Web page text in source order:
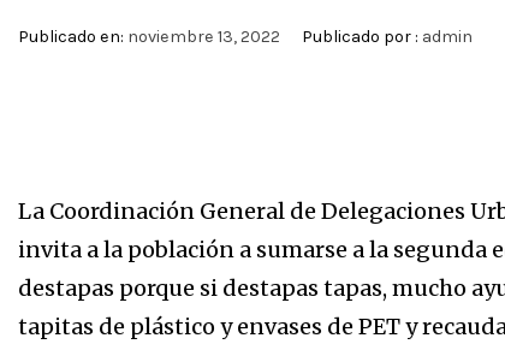
Publicado en: noviembre 13, 2022 Publicado por : admin
La Coordinación General de Delegaciones
invita a la población a sumarse a la segunda
destapas porque si destapas tapas, mucho
tapitas de plástico y envases de PET y